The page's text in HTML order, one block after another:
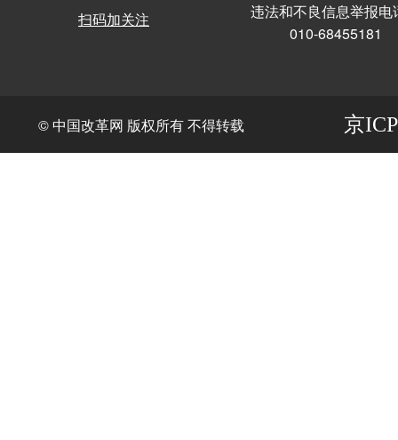
扫码加关注
违法和不良信息举报电
010-68455181
© 中国改革网 版权所有 不得转载 京